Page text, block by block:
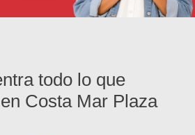
todo lo que
Costa Mar Plaza